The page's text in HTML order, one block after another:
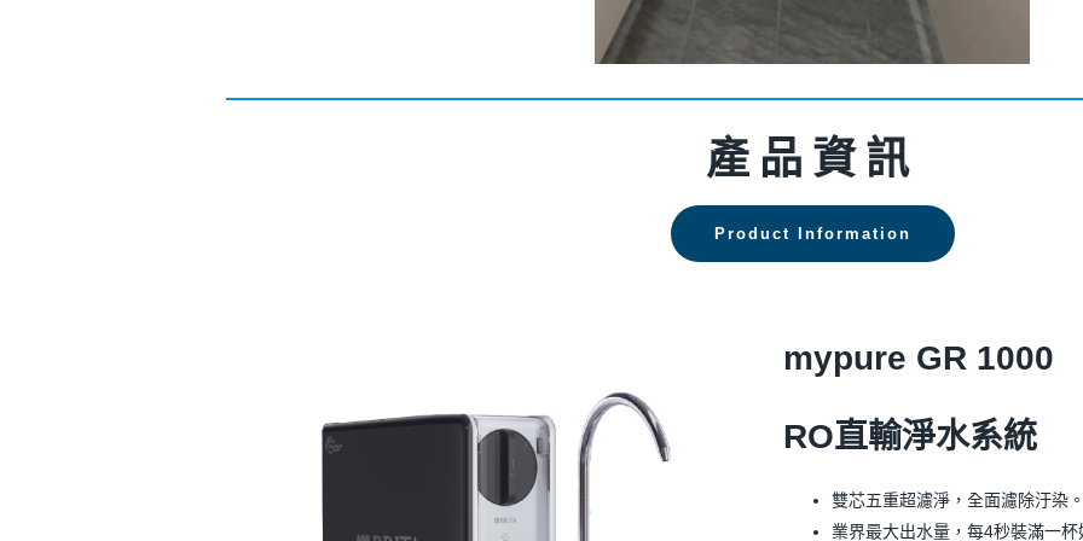
產品資訊
Product Information
mypure GR 1000
RO直輸淨水系統
雙芯五重超濾淨，全面濾除汙染。
業界最大出水量，每4秒裝滿一杯